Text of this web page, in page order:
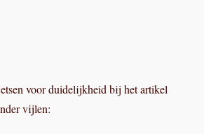
voor duidelijkheid bij het artikel
vijlen: